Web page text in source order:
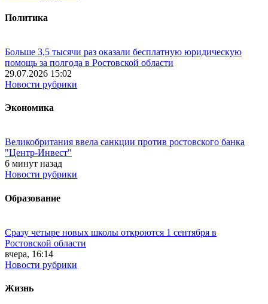
Политика
Больше 3,5 тысячи раз оказали бесплатную юридическую
помощь за полгода в Ростовской области
29.07.2026 15:02
Новости рубрики
Экономика
Великобритания ввела санкции против ростовского банка
"Центр-Инвест"
6 минут назад
Новости рубрики
Образование
Сразу четыре новых школы откроются 1 сентября в
Ростовской области
вчера, 16:14
Новости рубрики
Жизнь